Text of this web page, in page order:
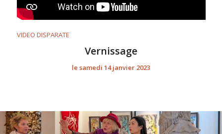
VIDEO DISPARATE
Vernissage
le samedi 14 janvier 2023